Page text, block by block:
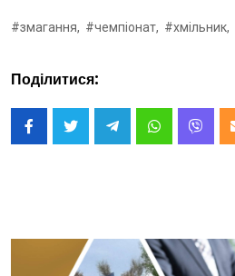
#змагання, #чемпіонат, #хмільник,
Поділитися: